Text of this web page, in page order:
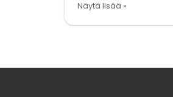
Näytä lisää »